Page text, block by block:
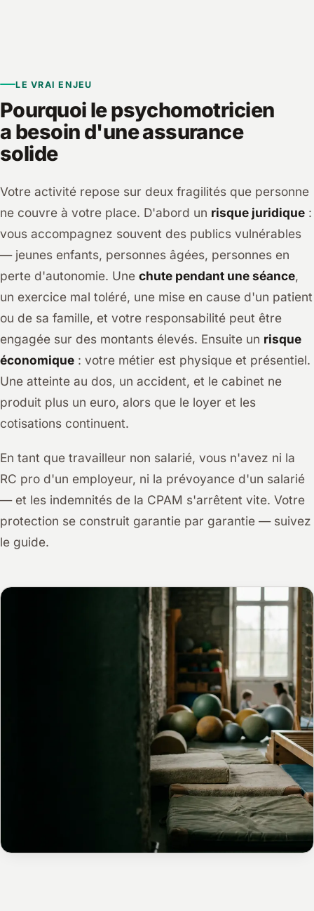
LE VRAI ENJEU
Pourquoi le psychomotricien
a besoin d'une assurance
solide
Votre activité repose sur deux fragilités que personne
ne couvre à votre place. D'abord un risque juridique :
vous accompagnez souvent des publics vulnérables
— jeunes enfants, personnes âgées, personnes en
perte d'autonomie. Une chute pendant une séance,
un exercice mal toléré, une mise en cause d'un patient
ou de sa famille, et votre responsabilité peut être
engagée sur des montants élevés. Ensuite un risque
économique : votre métier est physique et présentiel.
Une atteinte au dos, un accident, et le cabinet ne
produit plus un euro, alors que le loyer et les
cotisations continuent.
En tant que travailleur non salarié, vous n'avez ni la
RC pro d'un employeur, ni la prévoyance d'un salarié
— et les indemnités de la CPAM s'arrêtent vite. Votre
protection se construit garantie par garantie — suivez
le guide.